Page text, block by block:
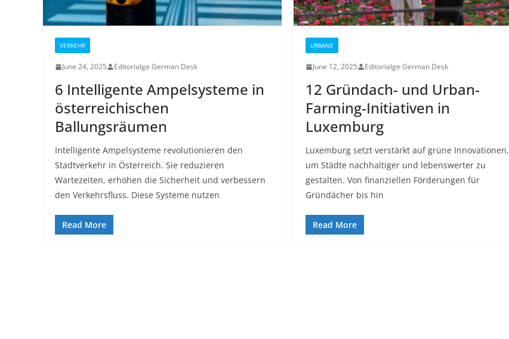
VERKEHR
June 24, 2025 Editorialge German Desk
6 Intelligente Ampelsysteme in
österreichischen
Ballungsräumen
Intelligente Ampelsysteme revolutionieren den
Stadtverkehr in Österreich. Sie reduzieren
Wartezeiten, erhöhen die Sicherheit und verbessern
den Verkehrsfluss. Diese Systeme nutzen
Read More
URBANE
June 12, 2025 Editorialge German Desk
12 Gründach- und Urban-
Farming-Initiativen in
Luxemburg
Luxemburg setzt verstärkt auf grüne Innovationen,
um Städte nachhaltiger und lebenswerter zu
gestalten. Von finanziellen Förderungen für
Gründächer bis hin
Read More